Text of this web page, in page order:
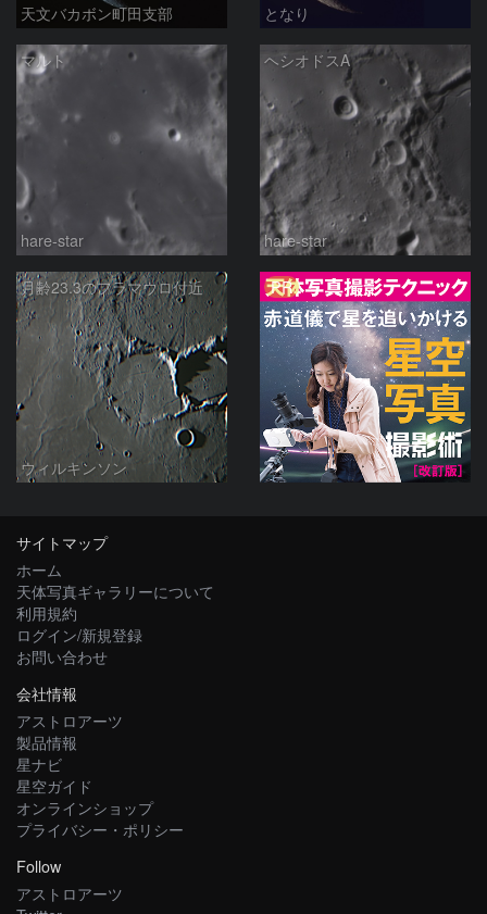
天文バカボン町田支部 となり
マルト
hare-star
ヘシオドスA
hare-star
月齢23.3のフラマウロ付近
ウィルキンソン
PR
サイトマップ
ホーム
天体写真ギャラリーについて
利用規約
ログイン/新規登録
お問い合わせ
会社情報
アストロアーツ
製品情報
星ナビ
星空ガイド
オンラインショップ
プライバシー・ポリシー
Follow
アストロアーツ